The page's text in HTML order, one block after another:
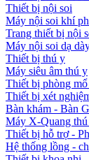
Thiết bị nội soi
Máy nội soi khí
Trang thiết bị nội
Máy nội soi dạ
Thiết bị thú y
Máy siêu âm thú y
Thiết bị phòng
Thiết bị xét
Bàn khám - Bàn
Máy X-Quang
Thiết bị hỗ trợ -
Hệ thống lồng -